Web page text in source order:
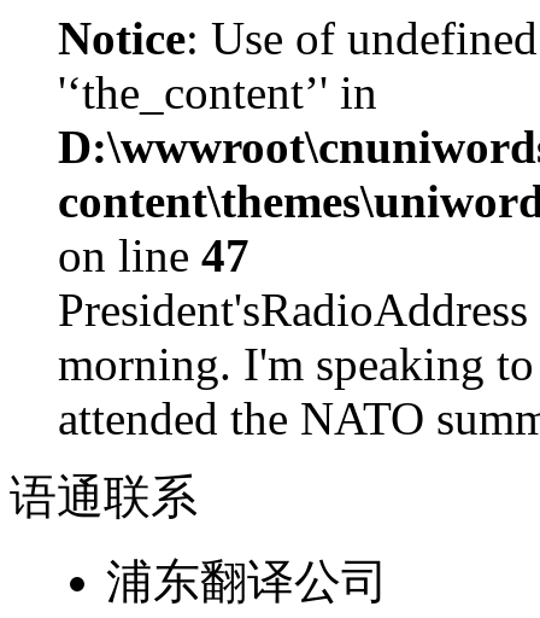
Notice: Use of
'‘the_content’' in
on line 47
morning. I'm speaking
attended the NATO
语通联系
浦东翻译公司